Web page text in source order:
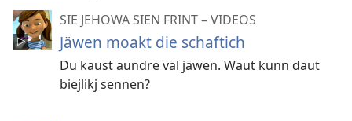
SIE JEHOWA SIEN FRINT – VIDEOS
Jäwen moakt die schaftich
Du kaust aundre väl jäwen. Waut kunn daut
biejlikj sennen?